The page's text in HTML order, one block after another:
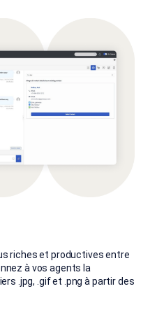
riches et productives entre
à vos agents la
.jpg, .gif et .png à partir des